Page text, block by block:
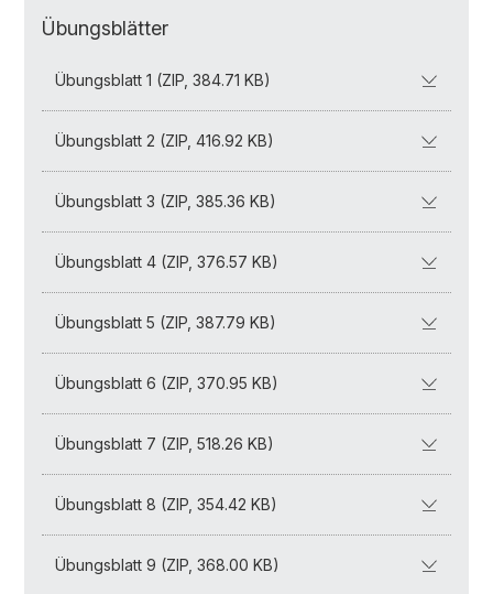
Übungsblätter
Übungsblatt 1 (ZIP, 384.71 KB)
Übungsblatt 2 (ZIP, 416.92 KB)
Übungsblatt 3 (ZIP, 385.36 KB)
Übungsblatt 4 (ZIP, 376.57 KB)
Übungsblatt 5 (ZIP, 387.79 KB)
Übungsblatt 6 (ZIP, 370.95 KB)
Übungsblatt 7 (ZIP, 518.26 KB)
Übungsblatt 8 (ZIP, 354.42 KB)
Übungsblatt 9 (ZIP, 368.00 KB)